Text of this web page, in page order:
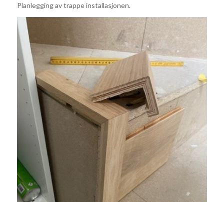
Planlegging av trappe installasjonen.